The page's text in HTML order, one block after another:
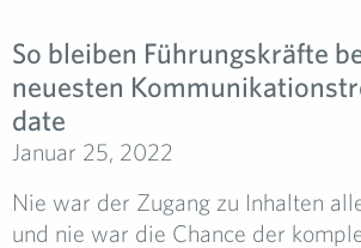
So bleiben Führungskräfte
neuesten
date
Januar 25, 2022
Nie war der Zugang zu Inhalten
und nie war die Chance der